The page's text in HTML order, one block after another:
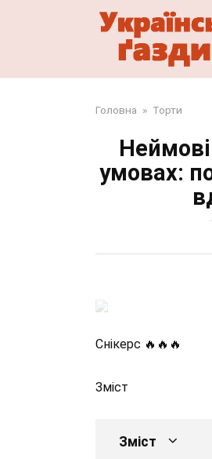
Головна » Торти
умовах:
Снікерс 🔥🔥🔥
Зміст
Зміст